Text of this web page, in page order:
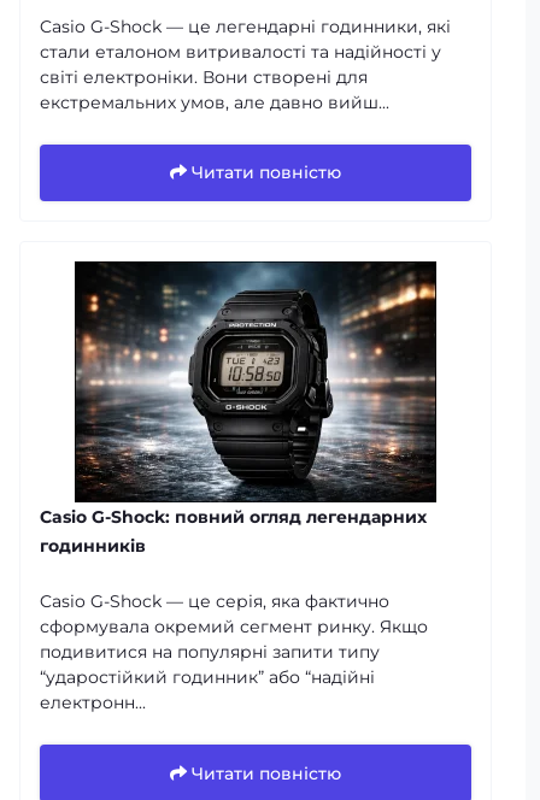
Casio G-Shock — це легендарні годинники, які
стали еталоном витривалості та надійності у
світі електроніки. Вони створені для
екстремальних умов, але давно вийш...
Читати повністю
Casio G-Shock: повний огляд легендарних
годинників
Casio G-Shock — це серія, яка фактично
сформувала окремий сегмент ринку. Якщо
подивитися на популярні запити типу
“ударостійкий годинник” або “надійні
електронн...
Читати повністю